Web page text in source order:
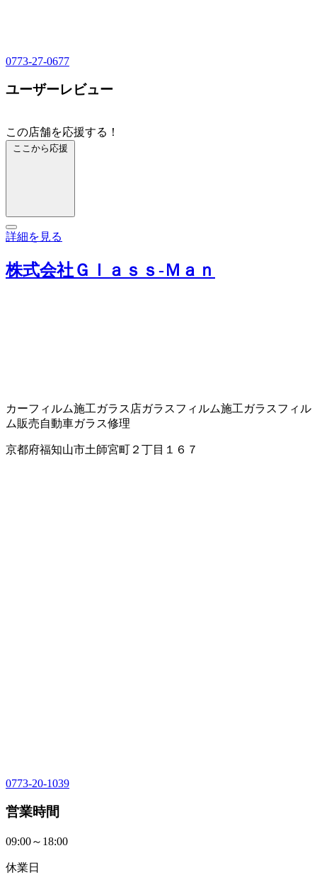
0773-27-0677
ユーザーレビュー
この店舗を応援する！
ここから応援
詳細を見る
株式会社Ｇｌａｓｓ‐Ｍａｎ
カーフィルム施工ガラス店ガラスフィルム施工ガラスフィル
ム販売自動車ガラス修理
京都府福知山市土師宮町２丁目１６７
0773-20-1039
営業時間
09:00～18:00
休業日